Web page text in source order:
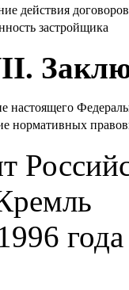
действия договоров
застройщика
настоящего
нормативных
года